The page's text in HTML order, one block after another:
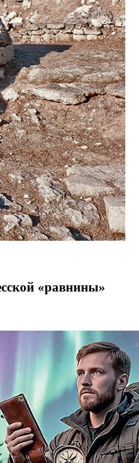
«равнины»